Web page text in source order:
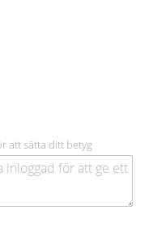
att sätta ditt betyg